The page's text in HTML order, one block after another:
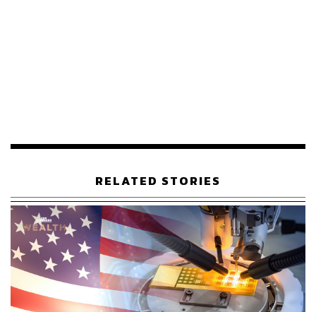
RELATED STORIES